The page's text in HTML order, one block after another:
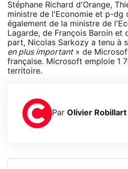
Stéphane Richard d'Orange,
ministre de l'Economie et p-dg
également de la ministre de
Lagarde, de François Baroin et
part, Nicolas Sarkozy a tenu à
en plus important» de
française. Microsoft emploie 1
territoire.
Par Olivier Robillart